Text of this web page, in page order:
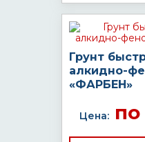
Грунт
алкидно-
«ФАРБЕН»
Цена:по